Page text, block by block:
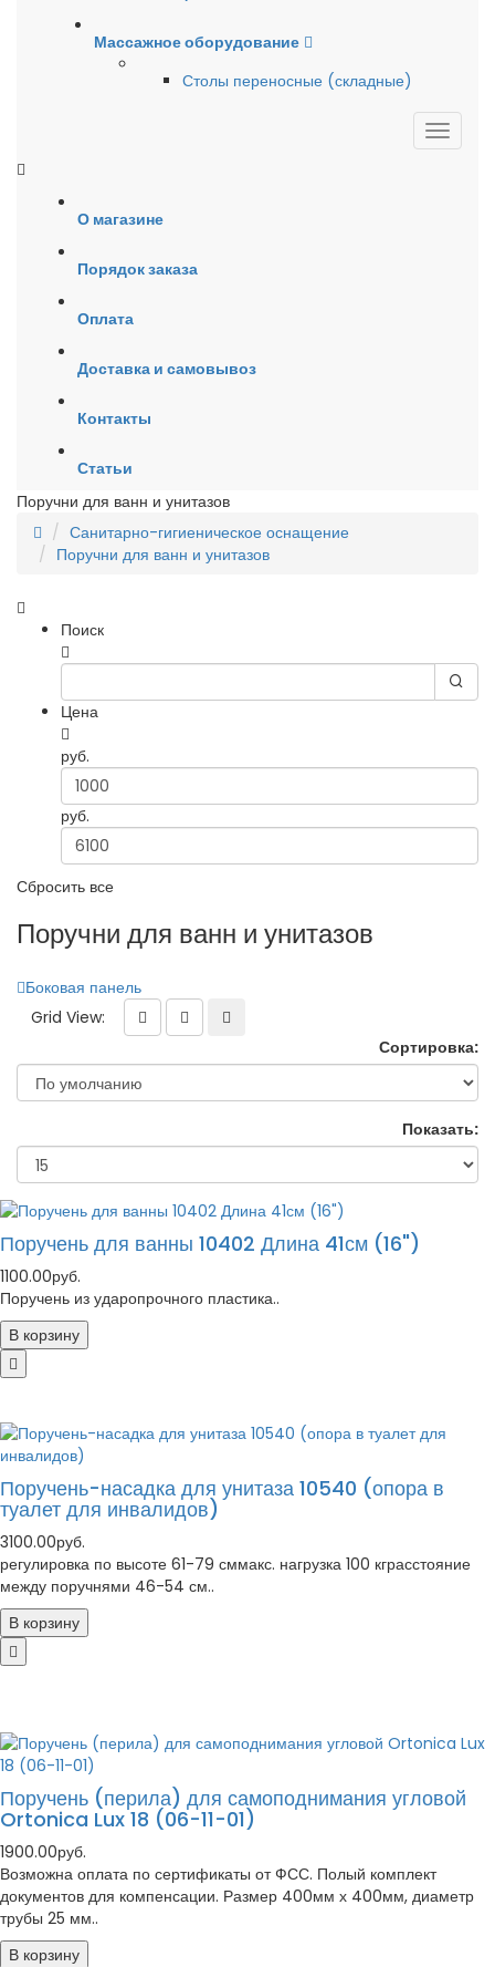
Массажное оборудование
Столы переносные (складные)
О магазине
Порядок заказа
Оплата
Доставка и самовывоз
Контакты
Статьи
Поручни для ванн и унитазов
Санитарно-гигиеническое оснащение
Поручни для ванн и унитазов
Поиск
Цена
руб.
руб.
Сбросить все
Поручни для ванн и унитазов
Боковая панель
Grid View:
Сортировка:
Показать:
Поручень для ванны 10402 Длина 41см (16")
1100.00руб.
Поручень из ударопрочного пластика..
В корзину
Поручень-насадка для унитаза 10540 (опора в
туалет для инвалидов)
3100.00руб.
регулировка по высоте 61-79 сммакс. нагрузка 100 кграсстояние
между поручнями 46-54 см..
В корзину
Поручень (перила) для самоподнимания угловой
Ortonica Lux 18 (06-11-01)
1900.00руб.
Возможна оплата по сертификаты от ФСС. Полый комплект
документов для компенсации. Размер 400мм х 400мм, диаметр
трубы 25 мм..
В корзину